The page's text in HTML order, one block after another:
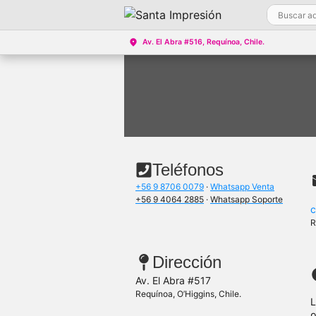
Av. El Abra #516, Requínoa, Chile.
Teléfonos
+56 9 8706 0079 · Whatsapp Venta
+56 9 4064 2885 · Whatsapp Soporte
Dirección
Av. El Abra #517
Requínoa, O’Higgins, Chile.